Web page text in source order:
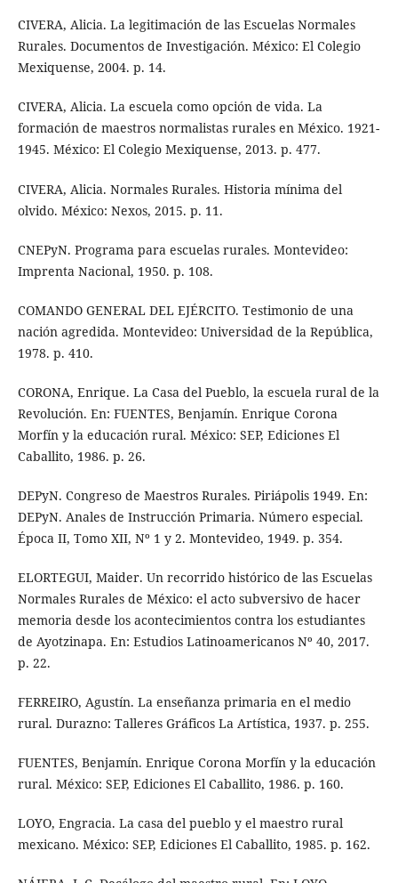
CIVERA, Alicia. La legitimación de las Escuelas Normales
Rurales. Documentos de Investigación. México: El Colegio
Mexiquense, 2004. p. 14.
CIVERA, Alicia. La escuela como opción de vida. La
formación de maestros normalistas rurales en México. 1921-
1945. México: El Colegio Mexiquense, 2013. p. 477.
CIVERA, Alicia. Normales Rurales. Historia mínima del
olvido. México: Nexos, 2015. p. 11.
CNEPyN. Programa para escuelas rurales. Montevideo:
Imprenta Nacional, 1950. p. 108.
COMANDO GENERAL DEL EJÉRCITO. Testimonio de una
nación agredida. Montevideo: Universidad de la República,
1978. p. 410.
CORONA, Enrique. La Casa del Pueblo, la escuela rural de la
Revolución. En: FUENTES, Benjamín. Enrique Corona
Morfín y la educación rural. México: SEP, Ediciones El
Caballito, 1986. p. 26.
DEPyN. Congreso de Maestros Rurales. Piriápolis 1949. En:
DEPyN. Anales de Instrucción Primaria. Número especial.
Época II, Tomo XII, Nº 1 y 2. Montevideo, 1949. p. 354.
ELORTEGUI, Maider. Un recorrido histórico de las Escuelas
Normales Rurales de México: el acto subversivo de hacer
memoria desde los acontecimientos contra los estudiantes
de Ayotzinapa. En: Estudios Latinoamericanos Nº 40, 2017.
p. 22.
FERREIRO, Agustín. La enseñanza primaria en el medio
rural. Durazno: Talleres Gráficos La Artística, 1937. p. 255.
FUENTES, Benjamín. Enrique Corona Morfín y la educación
rural. México: SEP, Ediciones El Caballito, 1986. p. 160.
LOYO, Engracia. La casa del pueblo y el maestro rural
mexicano. México: SEP, Ediciones El Caballito, 1985. p. 162.